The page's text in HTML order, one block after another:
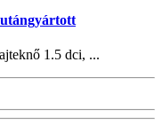
1.5 dci, ...